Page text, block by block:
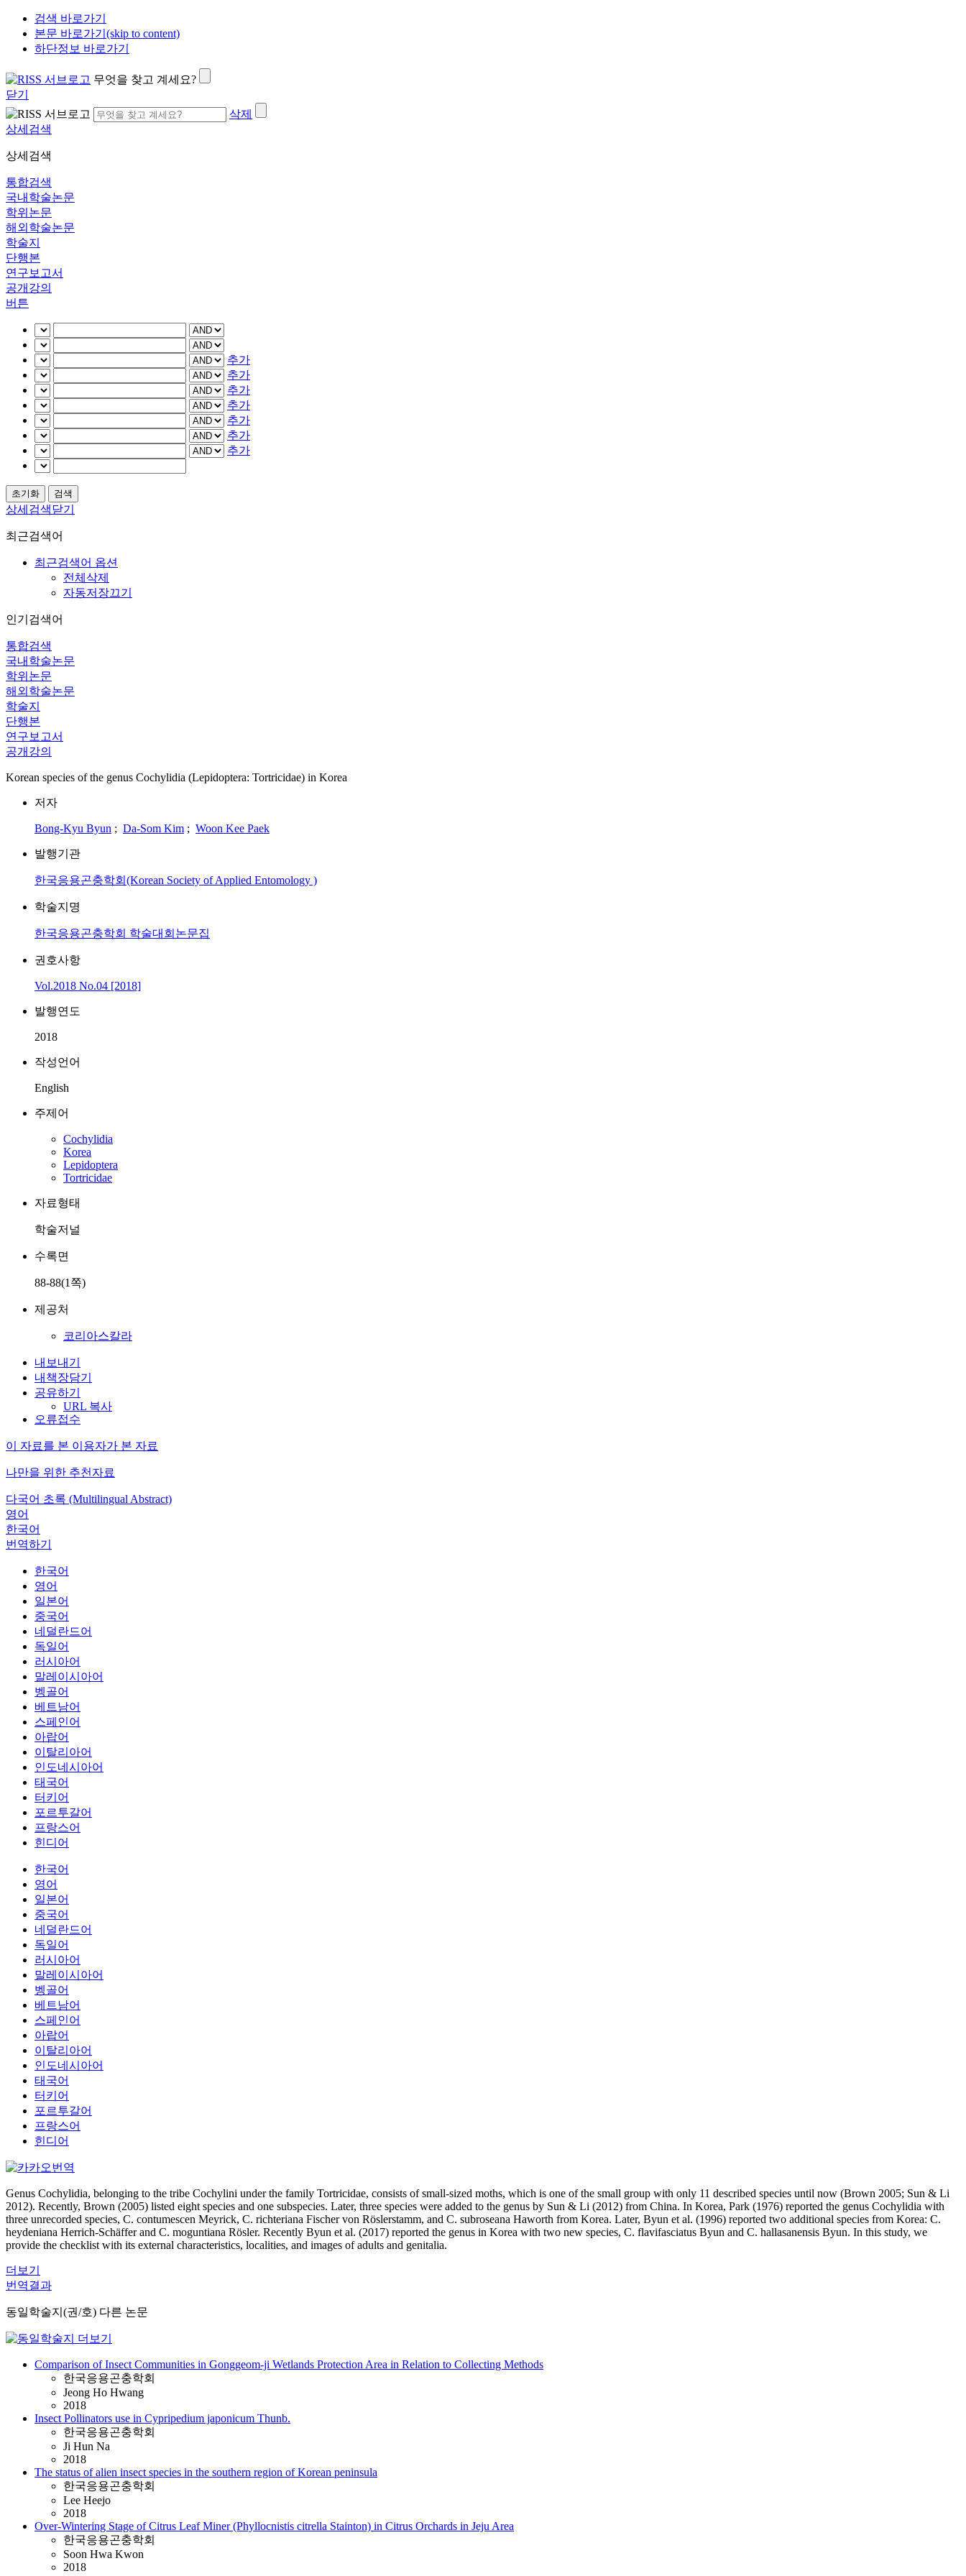
검색 바로가기
본문 바로가기(skip to content)
하단정보 바로가기
무엇을 찾고 계세요?
닫기
삭제
상세검색
상세검색
통합검색
국내학술논문
학위논문
해외학술논문
학술지
단행본
연구보고서
공개강의
버튼
추가
추가
추가
추가
추가
추가
추가
상세검색닫기
최근검색어
최근검색어 옵션
전체삭제
자동저장끄기
인기검색어
통합검색
국내학술논문
학위논문
해외학술논문
학술지
단행본
연구보고서
공개강의
Korean species of the genus Cochylidia (Lepidoptera: Tortricidae) in Korea
저자
Bong-Kyu Byun ; Da-Som Kim ; Woon Kee Paek
발행기관
한국응용곤충학회(Korean Society of Applied Entomology )
학술지명
한국응용곤충학회 학술대회논문집
권호사항
Vol.2018 No.04 [2018]
발행연도
2018
작성언어
English
주제어
Cochylidia
Korea
Lepidoptera
Tortricidae
자료형태
학술저널
수록면
88-88(1쪽)
제공처
코리아스칼라
내보내기
내책장담기
공유하기
URL 복사
오류접수
이 자료를 본 이용자가 본 자료
나만을 위한 추천자료
다국어 초록 (Multilingual Abstract)
영어
한국어
번역하기
한국어
영어
일본어
중국어
네덜란드어
독일어
러시아어
말레이시아어
벵골어
베트남어
스페인어
아랍어
이탈리아어
인도네시아어
태국어
터키어
포르투갈어
프랑스어
힌디어
한국어
영어
일본어
중국어
네덜란드어
독일어
러시아어
말레이시아어
벵골어
베트남어
스페인어
아랍어
이탈리아어
인도네시아어
태국어
터키어
포르투갈어
프랑스어
힌디어
Genus Cochylidia, belonging to the tribe Cochylini under the family Tortricidae, consists of small-sized moths, which is one of the small group with only 11 described species until now (Brown 2005; Sun & Li
2012). Recently, Brown (2005) listed eight species and one subspecies. Later, three species were added to the genus by Sun & Li (2012) from China. In Korea, Park (1976) reported the genus Cochylidia with
three unrecorded species, C. contumescen Meyrick, C. richteriana Fischer von Röslerstamm, and C. subroseana Haworth from Korea. Later, Byun et al. (1996) reported two additional species from Korea: C.
heydeniana Herrich-Schäffer and C. moguntiana Rösler. Recently Byun et al. (2017) reported the genus in Korea with two new species, C. flavifasciatus Byun and C. hallasanensis Byun. In this study, we
provide the checklist with its external characteristics, localities, and images of adults and genitalia.
더보기
번역결과
동일학술지(권/호) 다른 논문
Comparison of Insect Communities in Gonggeom-ji Wetlands Protection Area in Relation to Collecting Methods
한국응용곤충학회
Jeong Ho Hwang
2018
Insect Pollinators use in Cypripedium japonicum Thunb.
한국응용곤충학회
Ji Hun Na
2018
The status of alien insect species in the southern region of Korean peninsula
한국응용곤충학회
Lee Heejo
2018
Over-Wintering Stage of Citrus Leaf Miner (Phyllocnistis citrella Stainton) in Citrus Orchards in Jeju Area
한국응용곤충학회
Soon Hwa Kwon
2018